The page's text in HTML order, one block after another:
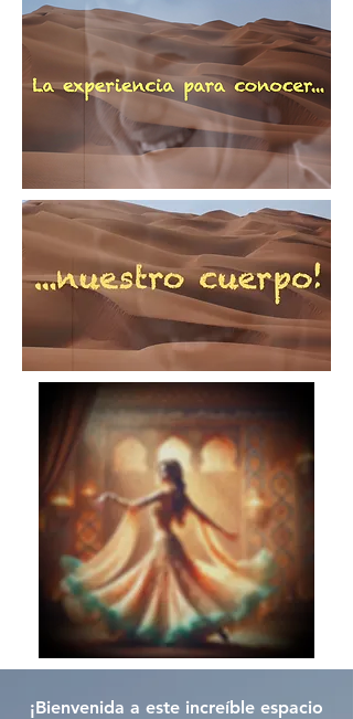
¡Bienvenida a este increíble espacio